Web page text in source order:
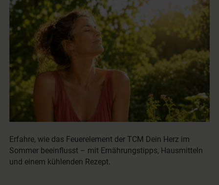
Erfahre, wie das Feuerelement der TCM Dein Herz im
Sommer beeinflusst – mit Ernährungstipps, Hausmitteln
und einem kühlenden Rezept.